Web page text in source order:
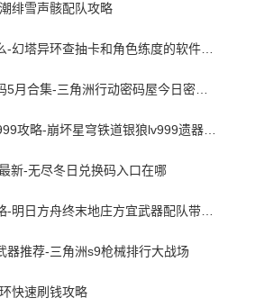
绯雪声骸配队攻略
异环的官方社区是什么-幻塔异环查抽卡和角色练度的软件叫什么
三角洲行动密码门密码5月合集-三角洲行动密码屋今日密码大全2026最新5月
崩坏星穹铁道银狼Lv999攻略-崩坏星穹铁道银狼lv999遗器词条带什么
新-无尽冬日兑换码入口在哪
终末地庄方宜养成攻略-明日方舟终末地庄方宜武器配队带什么
器推荐-三角洲s9枪械排行大战场
快速刷钱攻略